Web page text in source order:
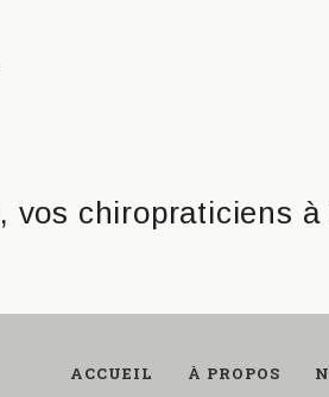
ACCUEIL À PROPOS